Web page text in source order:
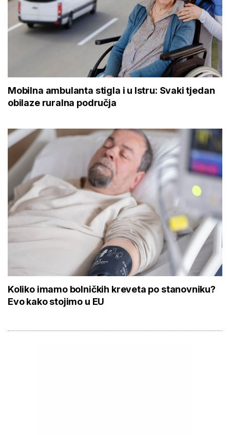
Mobilna ambulanta stigla i u Istru: Svaki tjedan
obilaze ruralna područja
Koliko imamo bolničkih kreveta po stanovniku?
Evo kako stojimo u EU